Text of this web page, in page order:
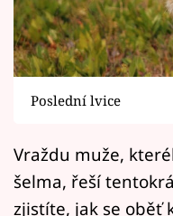
Sledujte prima+
Filmový festival
Mámy sobě
Poslední lvice
Vraždu muže,
šelma, řeší
zjistíte, jak se oběť